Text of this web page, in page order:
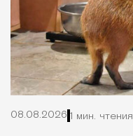
08.08.2026 1 мин. чтения